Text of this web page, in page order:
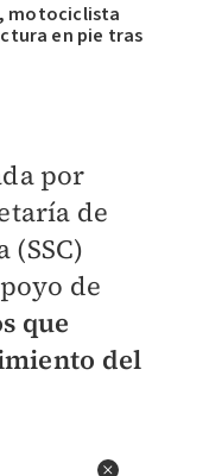
motociclista
en pie tras
por
de
(SSC)
de
que
del